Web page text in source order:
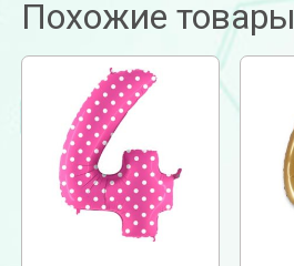
Похожие товары